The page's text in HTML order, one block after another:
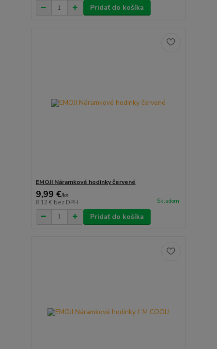
Pridať do košíka
EMOJI Náramkové hodinky červené
9,99 €/ks
8,12 € bez DPH Skladom
Pridať do košíka